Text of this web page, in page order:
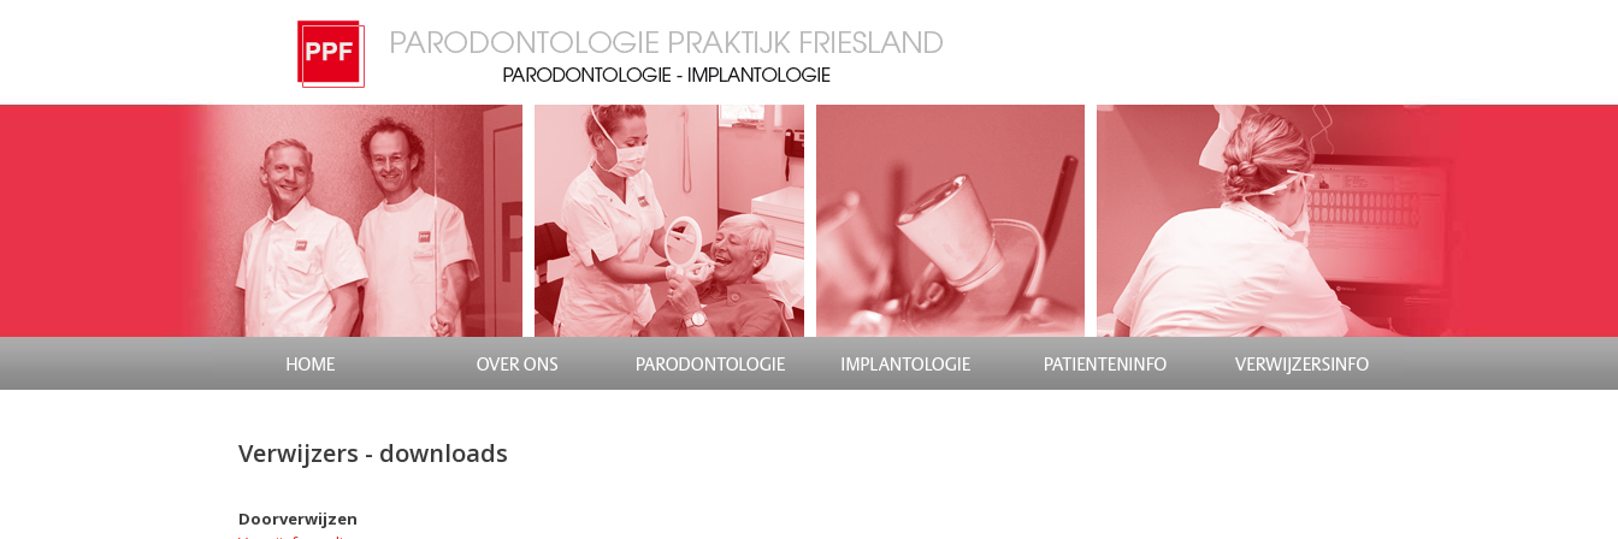
Verwijzers - downloads
Doorverwijzen